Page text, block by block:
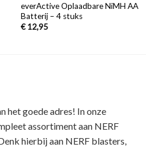
everActive Oplaadbare NiMH AA
Batterij – 4 stuks
€12,95
het goede adres! In onze
assortimentaan NERF
hierbij aan NERF blasters,